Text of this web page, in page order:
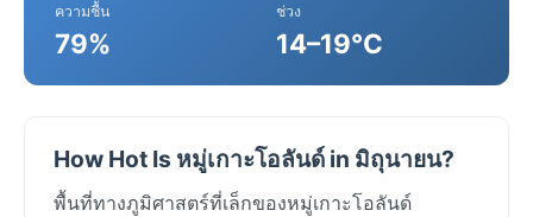
ความชื้น
79%
ช่วง
14–19°C
How Hot Is หมู่เกาะโอลันด์ in มิถุนายน?
พื้นที่ทางภูมิศาสตร์ที่เล็กของหมู่เกาะโอลันด์